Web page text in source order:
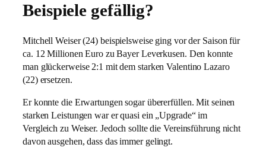
Beispiele gefällig?
Mitchell Weiser (24) beispielsweise ging vor der Saison für
ca. 12 Millionen Euro zu Bayer Leverkusen. Den konnte
man glückerweise 2:1 mit dem starken Valentino Lazaro
(22) ersetzen.
Er konnte die Erwartungen sogar übererfüllen. Mit seinen
starken Leistungen war er quasi ein „Upgrade“ im
Vergleich zu Weiser. Jedoch sollte die Vereinsführung nicht
davon ausgehen, dass das immer gelingt.